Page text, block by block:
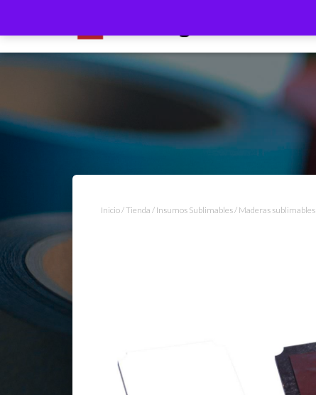
Inicio/Tienda / Insumos Sublimables/ Maderas sublimables